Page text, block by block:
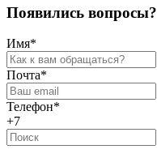
Появились вопросы?
Имя*
Почта*
Телефон*
+7